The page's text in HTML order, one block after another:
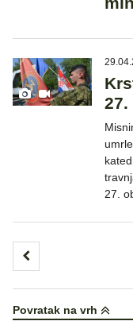
27.
Brojevi
objava
Povratak na vrh